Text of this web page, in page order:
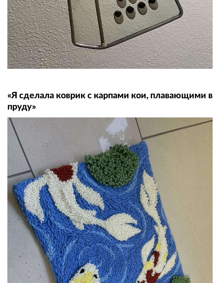
«Я сделала коврик с карпами кои, плавающими в
пруду»